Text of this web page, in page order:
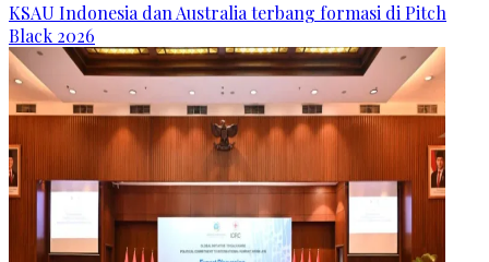
KSAU Indonesia dan Australia terbang formasi di Pitch
Black 2026